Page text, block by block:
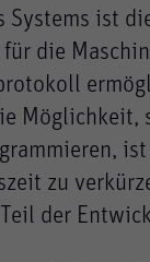
Systems ist
für die
Möglichkeit,
zu
der